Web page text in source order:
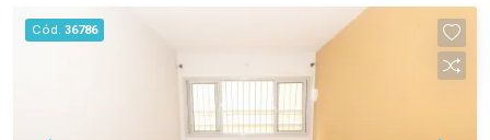
Cód. 36786